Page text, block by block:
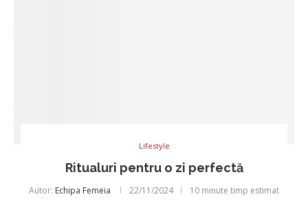
Lifestyle
Ritualuri pentru o zi perfectă
Autor: Echipa Femeia 22/11/2024 10 minute timp estimat